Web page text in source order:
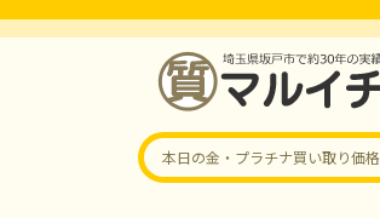
本日の金・プラチナ買い取り価格